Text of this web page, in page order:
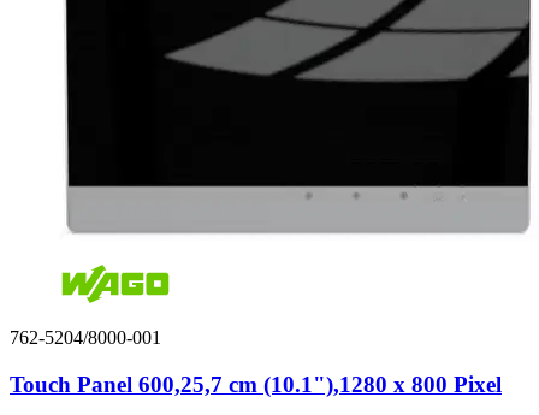
762-5204/8000-001
Touch Panel 600,25,7 cm (10.1"),1280 x 800 Pixel